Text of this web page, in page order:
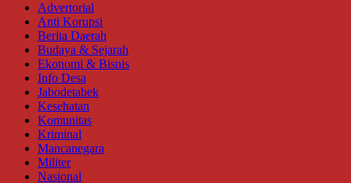
Advertorial
Anti Korupsi
Berita Daerah
Budaya & Sejarah
Ekonomi & Bisnis
Info Desa
Jabodetabek
Kesehatan
Komunitas
Kriminal
Mancanegara
Militer
Nasional